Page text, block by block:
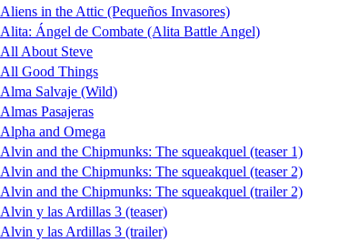
Aliens in the Attic (Pequeños Invasores)
Alita: Ángel de Combate (Alita Battle Angel)
All About Steve
All Good Things
Alma Salvaje (Wild)
Almas Pasajeras
Alpha and Omega
Alvin and the Chipmunks: The squeakquel (teaser 1)
Alvin and the Chipmunks: The squeakquel (teaser 2)
Alvin and the Chipmunks: The squeakquel (trailer 2)
Alvin y las Ardillas 3 (teaser)
Alvin y las Ardillas 3 (trailer)